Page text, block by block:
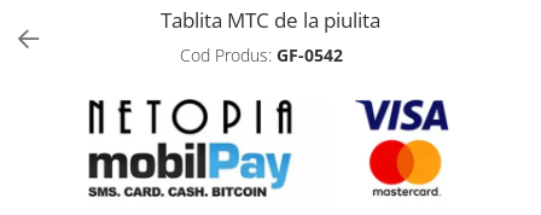
Trotinete electrice
Biciclete, trotinete, triciclete
Triciclete
Motoburghie si accesorii
Tablita MTC de la piulita
Cod Produs: GF-0542